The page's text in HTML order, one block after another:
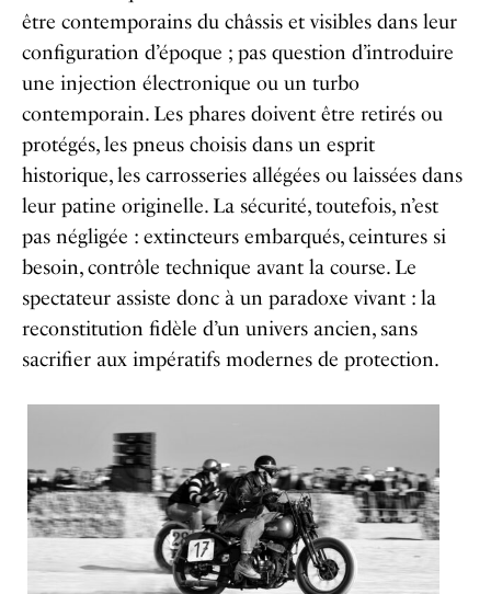
être contemporains du châssis et visibles dans leur
configuration d’époque ; pas question d’introduire
une injection électronique ou un turbo
contemporain. Les phares doivent être retirés ou
protégés, les pneus choisis dans un esprit
historique, les carrosseries allégées ou laissées dans
leur patine originelle. La sécurité, toutefois, n’est
pas négligée : extincteurs embarqués, ceintures si
besoin, contrôle technique avant la course. Le
spectateur assiste donc à un paradoxe vivant : la
reconstitution fidèle d’un univers ancien, sans
sacrifier aux impératifs modernes de protection.